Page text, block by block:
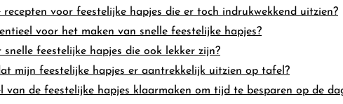
voor feestelijke hapjes die er toch indrukwekkend uitzien?
voor het maken van snelle feestelijke hapjes?
feestelijke hapjes die ook lekker zijn?
mijn feestelijke hapjes er aantrekkelijk uitzien op tafel?
van de feestelijke hapjes klaarmaken om tijd te besparen op de